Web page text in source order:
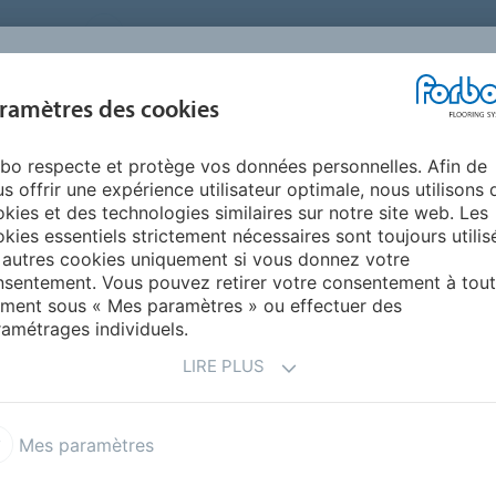
FRANCE
BLOG &
REALISATIONS
FAQ AIDE
: Guide & conseils Couloirs et zones de circulation
DE SOL POUR
CIRCULATION
des cookies
respecte et protège vos données personnelles. Afin de
offrir une expérience utilisateur optimale, nous utilisons
et des technologies similaires sur notre site web. Les
essentiels strictement nécessaires sont toujours
cookies uniquement si vous donnez votre
Vous pouvez retirer votre consentement à tout
sous « Mes paramètres » ou effectuer des
individuels.
LIRE PLUS
Mes paramètres